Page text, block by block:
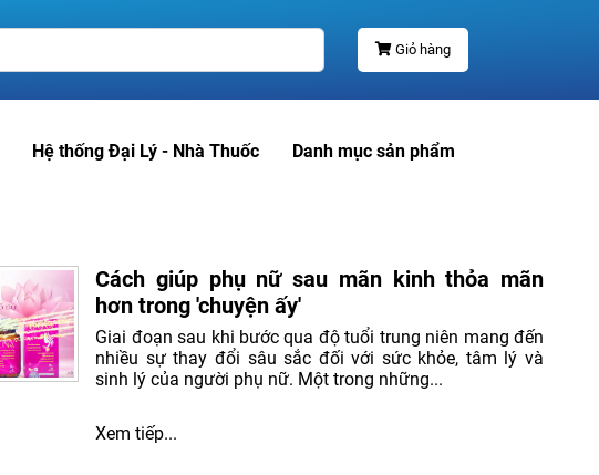
Giỏ hàng
Hệ thống Đại Lý - Nhà Thuốc Danh mục sản phẩm
Cách giúp phụ nữ sau mãn kinh thỏa mãn
hơn trong 'chuyện ấy'
Giai đoạn sau khi bước qua độ tuổi trung niên mang đến
nhiều sự thay đổi sâu sắc đối với sức khỏe, tâm lý và
sinh lý của người phụ nữ. Một trong những...
Xem tiếp...